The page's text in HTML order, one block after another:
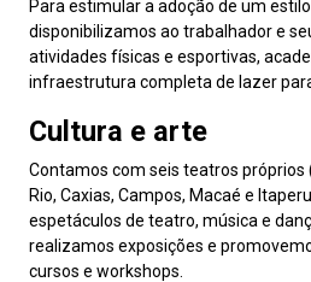
Para estimular a adoção de um
disponibilizamos ao trabalhador e
atividades físicas e esportivas,
infraestrutura completa de lazer
Cultura e arte
Contamos com seis teatros próprios
Rio, Caxias, Campos, Macaé e
espetáculos de teatro, música e
realizamos exposições e
cursos e workshops.